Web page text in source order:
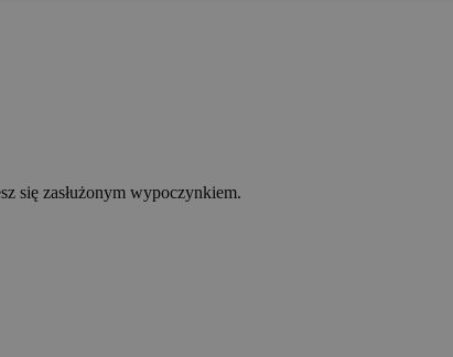
się zasłużonym wypoczynkiem.